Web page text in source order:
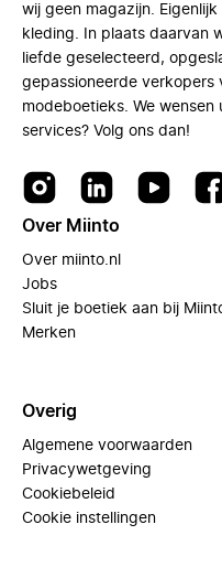
wij geen magazijn.
kleding. In plaats daarvan
liefde geselecteerd,
gepassioneerde verkopers
modeboetieks. We
services? Volg ons dan!
Over Miinto
Over miinto.nl
Jobs
Sluit je boetiek aan bij
Merken
Overig
Algemene voorwaarden
Privacywetgeving
Cookiebeleid
Cookie instellingen